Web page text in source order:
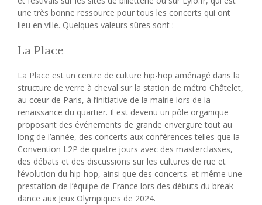
une très bonne ressource pour tous les concerts qui ont
lieu en ville. Quelques valeurs sûres sont :
La Place
La Place est un centre de culture hip-hop aménagé dans la
structure de verre à cheval sur la station de métro Châtelet,
au cœur de Paris, à l’initiative de la mairie lors de la
renaissance du quartier. Il est devenu un pôle organique
proposant des événements de grande envergure tout au
long de l’année, des concerts aux conférences telles que la
Convention L2P de quatre jours avec des masterclasses,
des débats et des discussions sur les cultures de rue et
l’évolution du hip-hop, ainsi que des concerts. et même une
prestation de l’équipe de France lors des débuts du break
dance aux Jeux Olympiques de 2024.